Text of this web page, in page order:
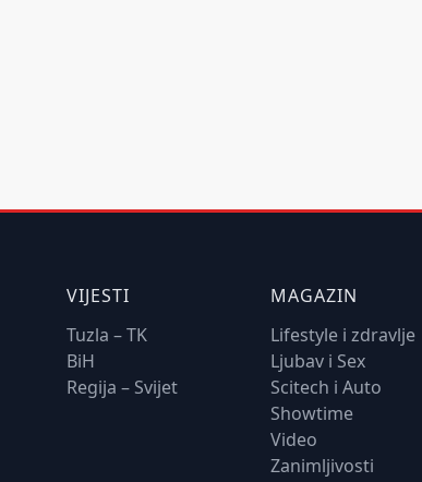
VIJESTI
Tuzla – TK
BiH
Regija – Svijet
MAGAZIN
Lifestyle i zdravlje
Ljubav i Sex
Scitech i Auto
Showtime
Video
Zanimljivosti